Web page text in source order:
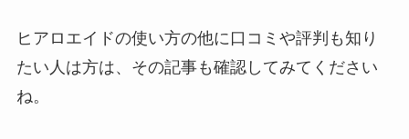
ヒアロエイドの使い方の他に口コミや評判も知り
たい人は方は、その記事も確認してみてください
ね。